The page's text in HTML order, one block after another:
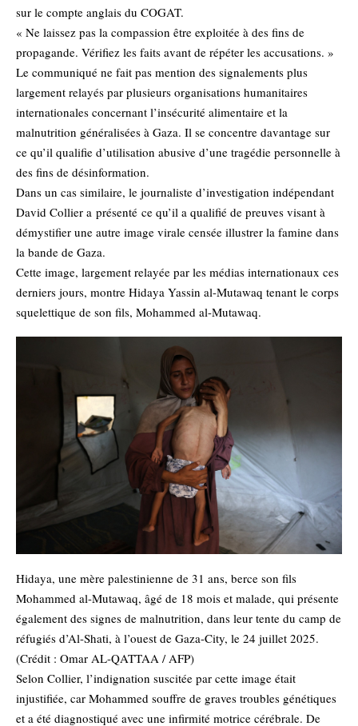
sur le compte anglais du COGAT.
« Ne laissez pas la compassion être exploitée à des fins de
propagande. Vérifiez les faits avant de répéter les accusations. »
Le communiqué ne fait pas mention des signalements plus
largement relayés par plusieurs organisations humanitaires
internationales concernant l’insécurité alimentaire et la
malnutrition généralisées à Gaza. Il se concentre davantage sur
ce qu’il qualifie d’utilisation abusive d’une tragédie personnelle à
des fins de désinformation.
Dans un cas similaire, le journaliste d’investigation indépendant
David Collier a présenté ce qu’il a qualifié de preuves visant à
démystifier une autre image virale censée illustrer la famine dans
la bande de Gaza.
Cette image, largement relayée par les médias internationaux ces
derniers jours, montre Hidaya Yassin al-Mutawaq tenant le corps
squelettique de son fils, Mohammed al-Mutawaq.
Hidaya, une mère palestinienne de 31 ans, berce son fils
Mohammed al-Mutawaq, âgé de 18 mois et malade, qui présente
également des signes de malnutrition, dans leur tente du camp de
réfugiés d’Al-Shati, à l’ouest de Gaza-City, le 24 juillet 2025.
(Crédit : Omar AL-QATTAA / AFP)
Selon Collier, l’indignation suscitée par cette image était
injustifiée, car Mohammed souffre de graves troubles génétiques
et a été diagnostiqué avec une infirmité motrice cérébrale. De